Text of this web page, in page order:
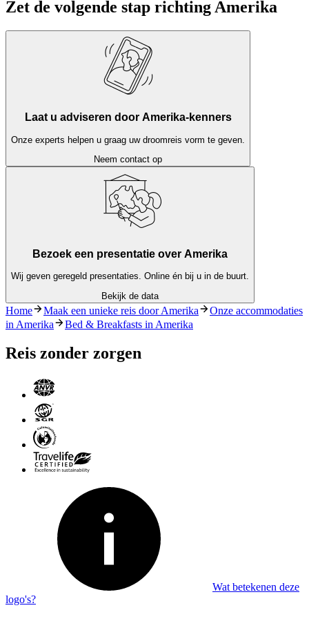
Zet de volgende stap richting Amerika
Laat u adviseren door Amerika-kenners
Onze experts helpen u graag uw droomreis vorm te geven.
Neem contact op
Bezoek een presentatie over Amerika
Wij geven geregeld presentaties. Online én bij u in de buurt.
Bekijk de data
Home Maak een unieke reis door Amerika
Onze accommodaties
in Amerika
Bed & Breakfasts in Amerika
Reis zonder zorgen
Wat betekenen deze
logo's?